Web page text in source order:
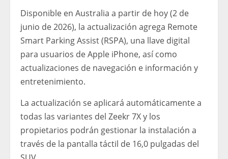
Disponible en Australia a partir de hoy (2 de
junio de 2026), la actualización agrega Remote
Smart Parking Assist (RSPA), una llave digital
para usuarios de Apple iPhone, así como
actualizaciones de navegación e información y
entretenimiento.
La actualización se aplicará automáticamente a
todas las variantes del Zeekr 7X y los
propietarios podrán gestionar la instalación a
través de la pantalla táctil de 16,0 pulgadas del